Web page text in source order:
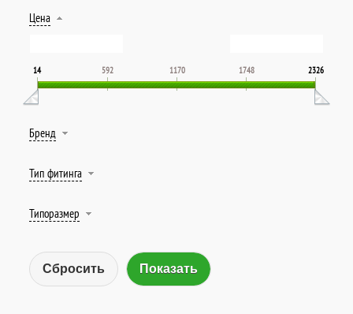
Цена
14 592 1170 1748 2326
Бренд
Тип фитинга
Типоразмер
Сбросить